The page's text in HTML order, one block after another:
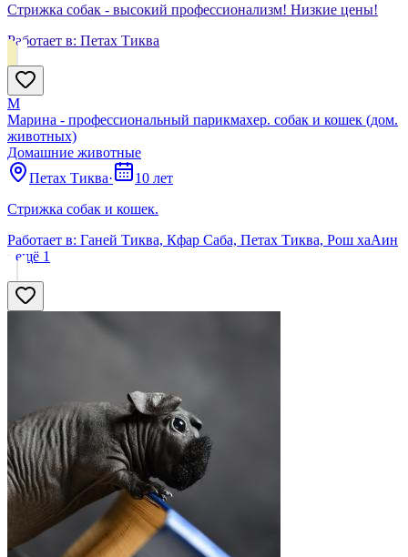
Стрижка собак - высокий профессионализм! Низкие цены!
Работает в: Петах Тиква
М
Марина - профессиональный парикмахер. собак и кошек (дом.
животных)
Домашние животные
Петах Тиква·
10 лет
Стрижка собак и кошек.
Работает в: Ганей Тиква, Кфар Саба, Петах Тиква, Рош хаАин
· ещё 1